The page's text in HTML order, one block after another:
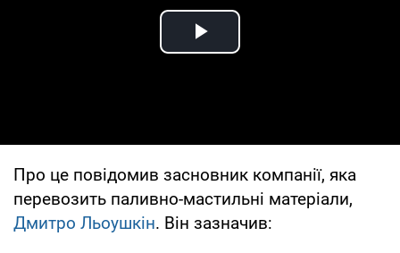
Play Video
Про це повідомив засновник компанії, яка
перевозить паливно-мастильні матеріали,
Дмитро Льоушкін. Він зазначив: